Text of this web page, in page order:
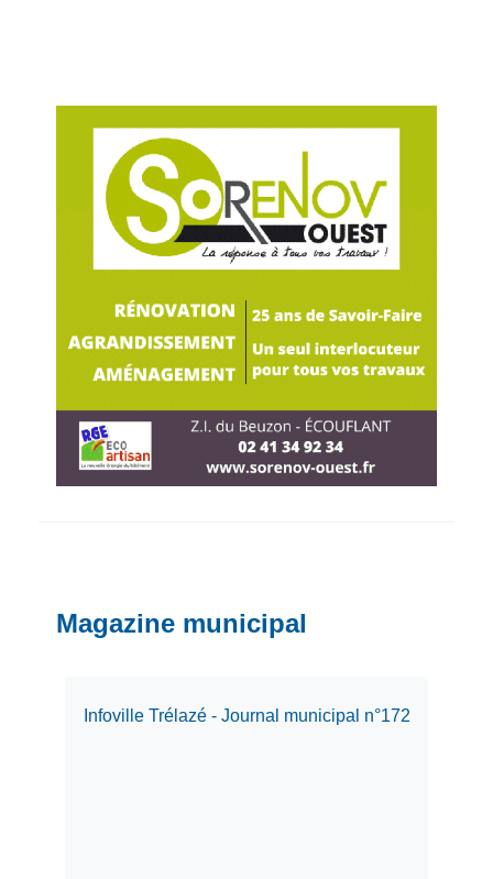
Magazine municipal
Infoville Trélazé - Journal municipal n°172